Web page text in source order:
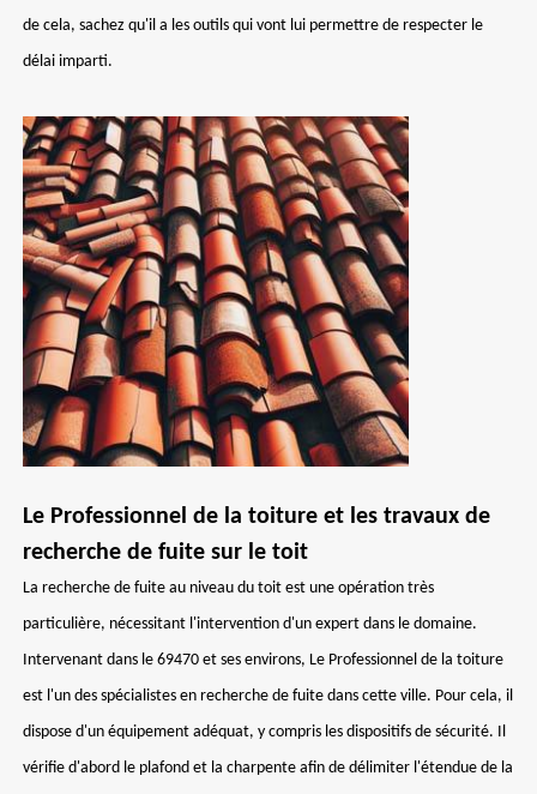
de cela, sachez qu'il a les outils qui vont lui permettre de respecter le
délai imparti.
Le Professionnel de la toiture et les travaux de
recherche de fuite sur le toit
La recherche de fuite au niveau du toit est une opération très
particulière, nécessitant l'intervention d'un expert dans le domaine.
Intervenant dans le 69470 et ses environs, Le Professionnel de la toiture
est l'un des spécialistes en recherche de fuite dans cette ville. Pour cela, il
dispose d'un équipement adéquat, y compris les dispositifs de sécurité. Il
vérifie d'abord le plafond et la charpente afin de délimiter l'étendue de la